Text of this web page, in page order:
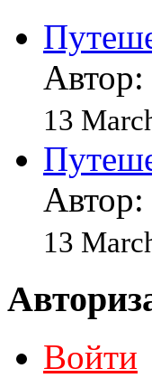
Автор:
13
Автор:
13
Войти